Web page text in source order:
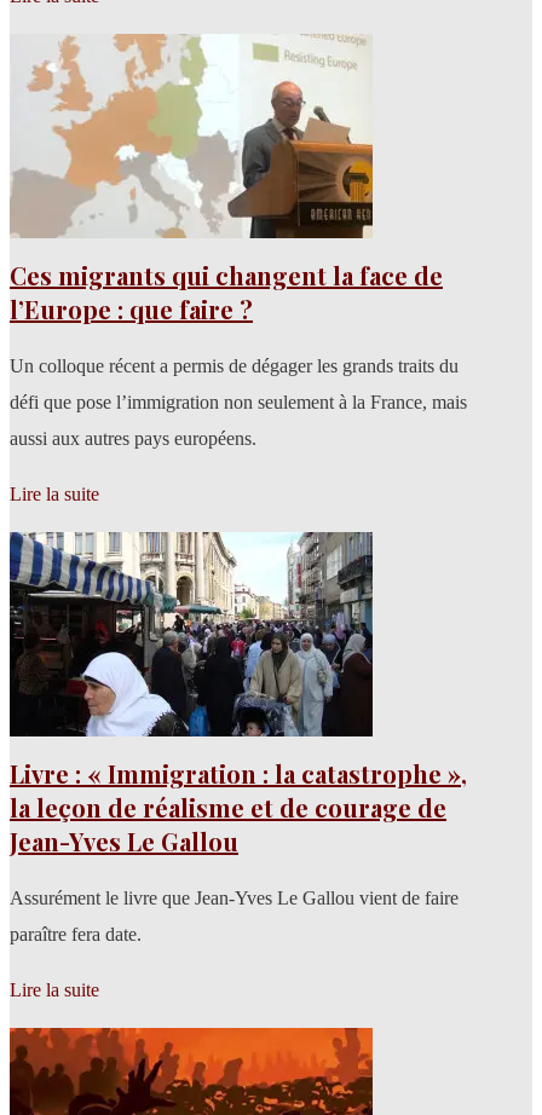
Ces migrants qui changent la face de
l’Europe : que faire ?
Un colloque récent a permis de dégager les grands traits du
défi que pose l’immigration non seulement à la France, mais
aussi aux autres pays européens.
Lire la suite
Livre : « Immigration : la catastrophe »,
la leçon de réalisme et de courage de
Jean-Yves Le Gallou
Assurément le livre que Jean-Yves Le Gallou vient de faire
paraître fera date.
Lire la suite